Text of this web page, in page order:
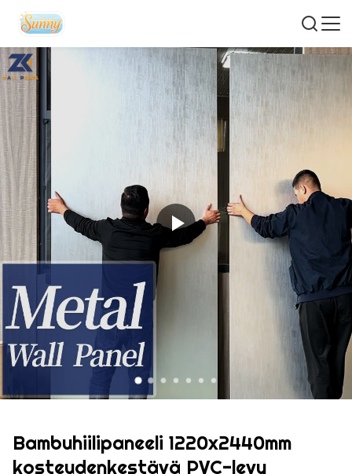
Bambuhiilipaneeli 1220x2440mm
kosteudenkestävä PVC-levy